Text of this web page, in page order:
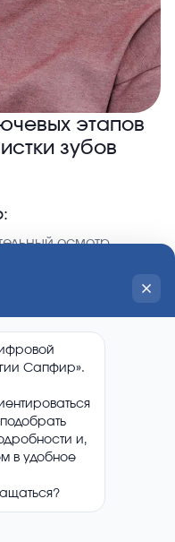
этапов
зубов
осмотр
зоны.
и камня:
и ручные
твердых отложений и
и полировка
пастой и
устранить мягкие